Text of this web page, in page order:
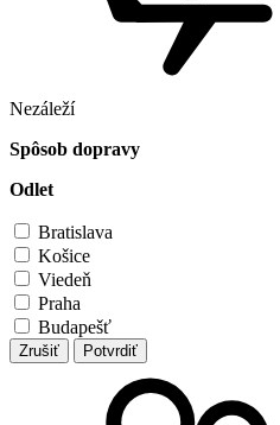
Nezáleží
Spôsob dopravy
Odlet
Bratislava
Košice
Viedeň
Praha
Budapešť
Zrušiť Potvrdiť